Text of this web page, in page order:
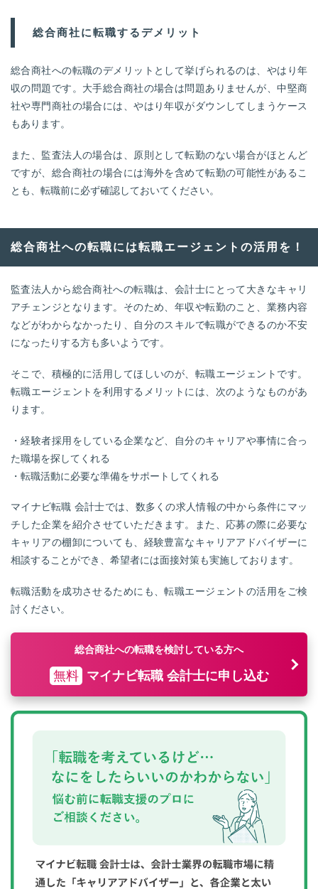
総合商社に転職するデメリット
総合商社への転職のデメリットとして挙げられるのは、やはり年
収の問題です。大手総合商社の場合は問題ありませんが、中堅商
社や専門商社の場合には、やはり年収がダウンしてしまうケース
もあります。
また、監査法人の場合は、原則として転勤のない場合がほとんど
ですが、総合商社の場合には海外を含めて転勤の可能性があるこ
とも、転職前に必ず確認しておいてください。
総合商社への転職には転職エージェントの活用を！
監査法人から総合商社への転職は、会計士にとって大きなキャリ
アチェンジとなります。そのため、年収や転勤のこと、業務内容
などがわからなかったり、自分のスキルで転職ができるのか不安
になったりする方も多いようです。
そこで、積極的に活用してほしいのが、転職エージェントです。
転職エージェントを利用するメリットには、次のようなものがあ
ります。
・経験者採用をしている企業など、自分のキャリアや事情に合っ
た職場を探してくれる
・転職活動に必要な準備をサポートしてくれる
マイナビ転職 会計士では、数多くの求人情報の中から条件にマッ
チした企業を紹介させていただきます。また、応募の際に必要な
キャリアの棚卸についても、経験豊富なキャリアアドバイザーに
相談することができ、希望者には面接対策も実施しております。
転職活動を成功させるためにも、転職エージェントの活用をご検
討ください。
総合商社への転職を検討している方へ
無料 マイナビ転職 会計士に申し込む